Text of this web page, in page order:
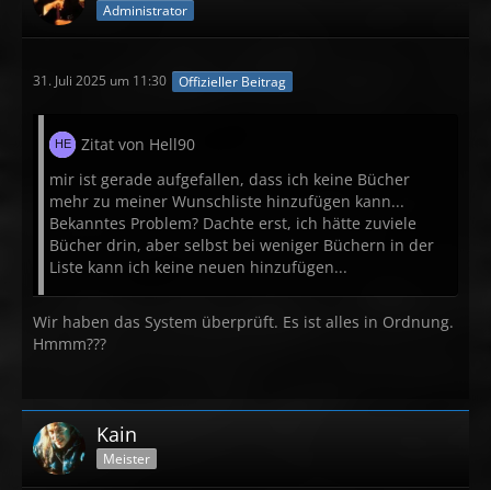
Administrator
31. Juli 2025 um 11:30 Offizieller Beitrag
Zitat von Hell90
mir ist gerade aufgefallen, dass ich keine Bücher
mehr zu meiner Wunschliste hinzufügen kann...
Bekanntes Problem? Dachte erst, ich hätte zuviele
Bücher drin, aber selbst bei weniger Büchern in der
Liste kann ich keine neuen hinzufügen...
Wir haben das System überprüft. Es ist alles in Ordnung.
Hmmm???
Kain
Meister